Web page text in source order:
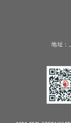
地址：